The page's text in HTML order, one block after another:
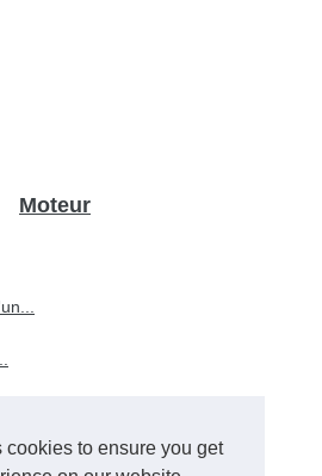
to ensure you get
Moteur